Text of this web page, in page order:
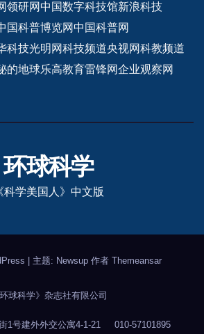
领研网中国数字科技馆新浪科技
国科普博览网中国科普网
科技光明网科技频道央视网科教频道
的地球乐高教育雷锋网企业观察网
环球科学
科学美国人》中文版
主题: Newsup 作者 Themeansar
环球科学》杂志社有限公司
1号建外外交公寓4-1-21 010-57101895